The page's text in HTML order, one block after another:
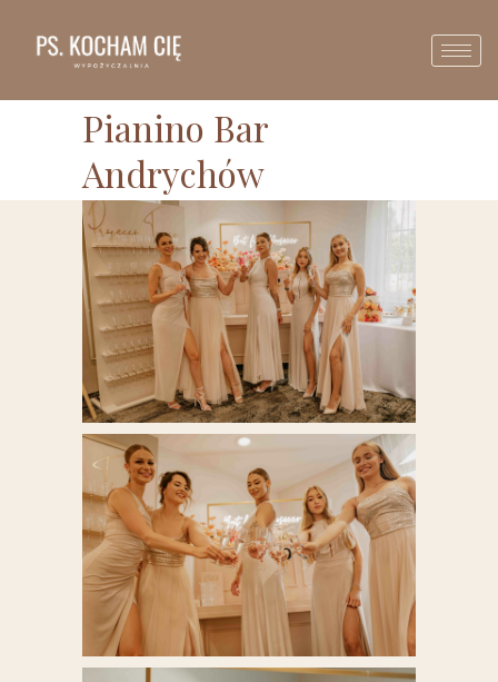
Pianino Bar
Andrychów